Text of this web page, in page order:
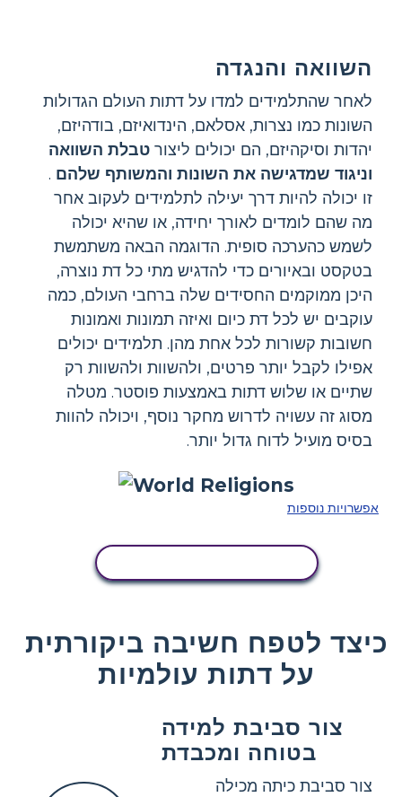
השוואה והנגדה
לאחר שהתלמידים למדו על דתות העולם הגדולות
השונות כמו נצרות, אסלאם, הינדואיזם, בודהיזם,
יהדות וסיקהיזם, הם יכולים ליצור טבלת השוואה
וניגוד שמדגישה את השונות והמשותף שלהם .
זו יכולה להיות דרך יעילה לתלמידים לעקוב אחר
מה שהם לומדים לאורך יחידה, או שהיא יכולה
לשמש כהערכה סופית. הדוגמה הבאה משתמשת
בטקסט ובאיורים כדי להדגיש מתי כל דת נוצרה,
היכן ממוקמים החסידים שלה ברחבי העולם, כמה
עוקבים יש לכל דת כיום ואיזה תמונות ואמונות
חשובות קשורות לכל אחת מהן. תלמידים יכולים
אפילו לקבל יותר פרטים, ולהשוות ולהשוות רק
שתיים או שלוש דתות באמצעות פוסטר. מטלה
מסוג זה עשויה לדרוש מחקר נוסף, ויכולה להוות
בסיס מועיל לדוח גדול יותר.
אפשרויות נוספות
כיצד לטפח חשיבה ביקורתית
על דתות עולמיות
צור סביבת למידה
בטוחה ומכבדת
צור סביבת כיתה מכילה